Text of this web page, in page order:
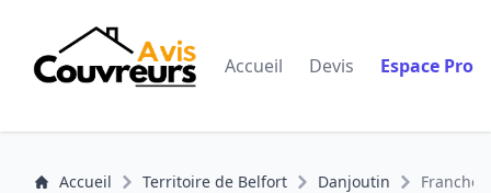
Accueil Devis Espace Pro
Accueil Territoire de Belfort Danjoutin Franche-